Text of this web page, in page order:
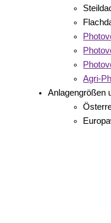
Agri-
Anlagengrößen